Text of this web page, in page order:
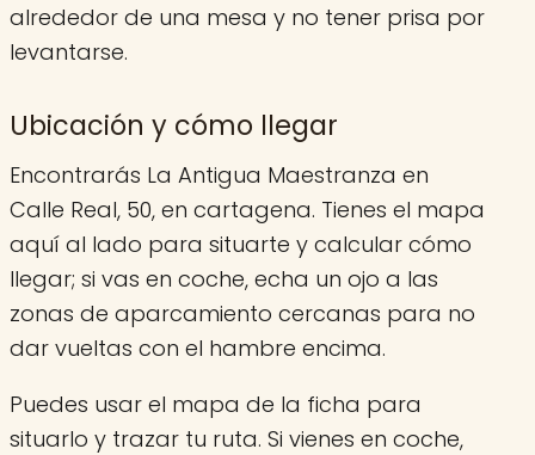
alrededor de una mesa y no tener prisa por
levantarse.
Ubicación y cómo llegar
Encontrarás La Antigua Maestranza en
Calle Real, 50, en cartagena. Tienes el mapa
aquí al lado para situarte y calcular cómo
llegar; si vas en coche, echa un ojo a las
zonas de aparcamiento cercanas para no
dar vueltas con el hambre encima.
Puedes usar el mapa de la ficha para
situarlo y trazar tu ruta. Si vienes en coche,